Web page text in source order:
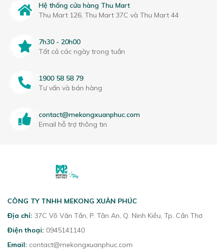
Hệ thống cửa hàng Thu Mart
Thu Mart 126, Thu Mart 37C và Thu Mart 44
7h30 - 20h00
Tất cả các ngày trong tuần
1900 58 58 79
Tư vấn và bán hàng
contact@mekongxuanphuc.com
Email hỗ trợ thông tin
CÔNG TY TNHH MEKONG XUÂN PHÚC
Địa chỉ: 37C Võ Văn Tần, P. Tân An, Q. Ninh Kiều, Tp. Cần Thơ
Điện thoại: 0945141140
Email: contact@mekongxuanphuc.com